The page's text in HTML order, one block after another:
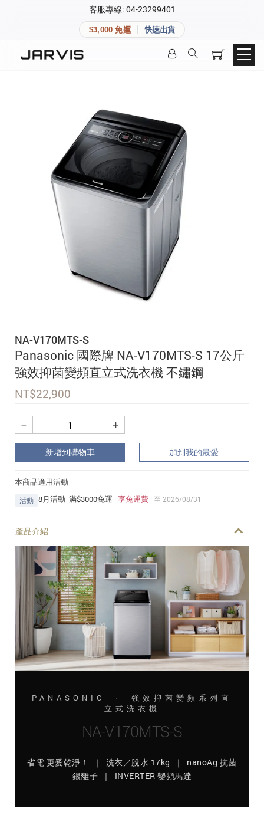
客服專線: 04-23299401
$3,000 免運 快速出貨
NA-V170MTS-S
Panasonic 國際牌 NA-V170MTS-S 17公斤
強效抑菌變頻直立式洗衣機 不鏽鋼
NT$22,900
+
−
新增到購物車 加到我的最愛
本商品適用活動
活動 8月活動_滿$3000免運 ·享免運費 至 2026/08/31
產品介紹
PANASONIC · 強效抑菌變頻系列直
立式洗衣機
NA-V170MTS-S
省電 更愛乾淨！ ｜ 洗衣／脫水 17kg ｜ nanoAg 抗菌
銀離子 ｜ INVERTER 變頻馬達
快速連結
Matter 智慧家庭
登入後可查看訂單、會員資料與收藏清單。
登入會員
建立新帳號
加入 JARVIS VIP